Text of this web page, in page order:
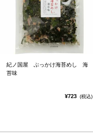
紀ノ国屋 ぶっかけ海苔めし 海
苔味
¥723 (税込)